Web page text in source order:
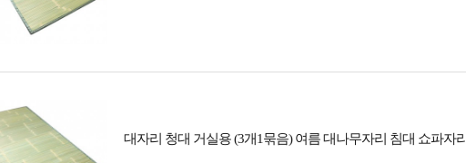
대자리 청대 거실용 (3개1묶음) 여름 대나무자리 침대 쇼파자리